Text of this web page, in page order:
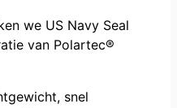
we US Navy Seal
van Polartec®
snel